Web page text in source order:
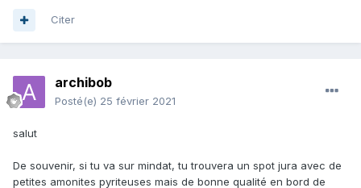
Citer
archibob
Posté(e) 25 février 2021
salut
De souvenir, si tu va sur mindat, tu trouvera un spot jura avec de
petites amonites pyriteuses mais de bonne qualité en bord de